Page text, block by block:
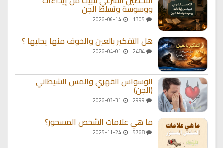
ووسوسة وتسلط الجن
2026-06-14
هل التفكير بالعين والخوف منها يجلبها ؟
2484 |
الوسواس القهري والمس الشيطاني
(الجن)
ما هي علامات الشخص المسحور؟
5768 |
2025-11-24